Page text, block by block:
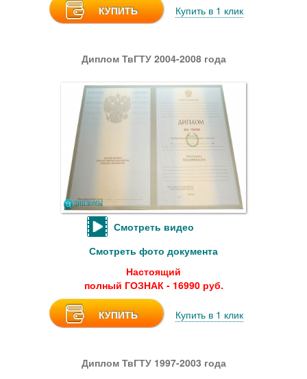
КУПИТЬ Купить в 1 клик
Диплом ТвГТУ 2004-2008 года
Смотреть видео
Смотреть фото документа
Настоящий
полный ГОЗНАК - 16990 руб.
КУПИТЬ Купить в 1 клик
Диплом ТвГТУ 1997-2003 года